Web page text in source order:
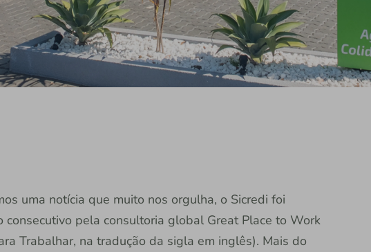
uma notícia que muito nos orgulha, o Sicredi foi
consecutivo pela consultoria global Great Place to Work
Trabalhar, na tradução da sigla em inglês). Mais do